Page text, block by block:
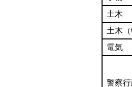
土木
土木（
電気
警察